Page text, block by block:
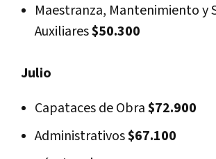
Maestranza, Mantenimiento y
Auxiliares$50.300
Julio
Capataces de Obra$72.900
Administrativos$67.100